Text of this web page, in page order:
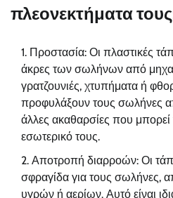
πλεονεκτήματα
Προστασία: Οι πλαστικές
άκρες των σωλήνων από
γρατζουνιές, χτυπήματα ή
προφυλάξουν τους σωλήνες
άλλες ακαθαρσίες που μπορεί
εσωτερικό τους.
Αποτροπή διαρροών: Οι
σφραγίδα για τους σωλήνες,
υγρών ή αερίων. Αυτό είναι